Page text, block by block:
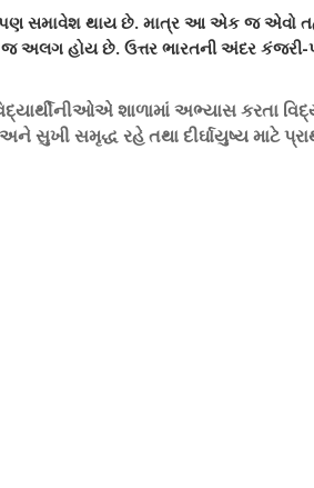
પણ સમાવેશ થાય છે. માત્ર આ એક જ એવો
હોય છે. ઉત્તર ભારતની અંદર કંજરી-
શાળામાં અભ્યાસ કરતા
સમૃદ્ધ રહે તથા દીર્ઘાયુષ્ય માટે